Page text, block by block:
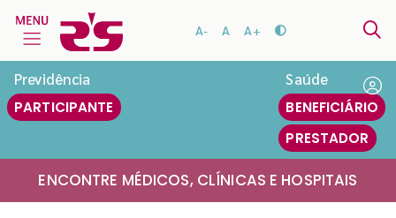
A- A A+
Previdência
PARTICIPANTE
Saúde
BENEFICIÁRIO
PRESTADOR
ENCONTRE MÉDICOS, CLÍNICAS E HOSPITAIS